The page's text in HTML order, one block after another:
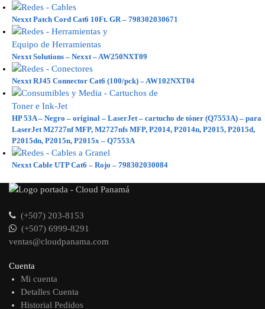
Nexxt Patch Cord Cat6 10Ft. GR – 798302030671
Nexxt Solutions – Nexxt – AW250NXT09
Nexxt RJ45 Connector Cat6 (100/pck) – AW102NXT04
HP 53A – Negro – original – LaserJet – cartucho de tóner (Q7553A) – para
LaserJet M2727nf MFP, M2727nfs MFP, P2014, P2014n, P2015, P2015d,
P2015dn, P2015n, P2015x – Q7553A
Nexxt Cable UTP Cat6 – Rojo – 798302030084
(+507) 203-8153
(+507) 6999-8291
ventas@cloudpanama.com
Cuenta
Mi cuenta
Detalles Cuenta
Historial Pedidos